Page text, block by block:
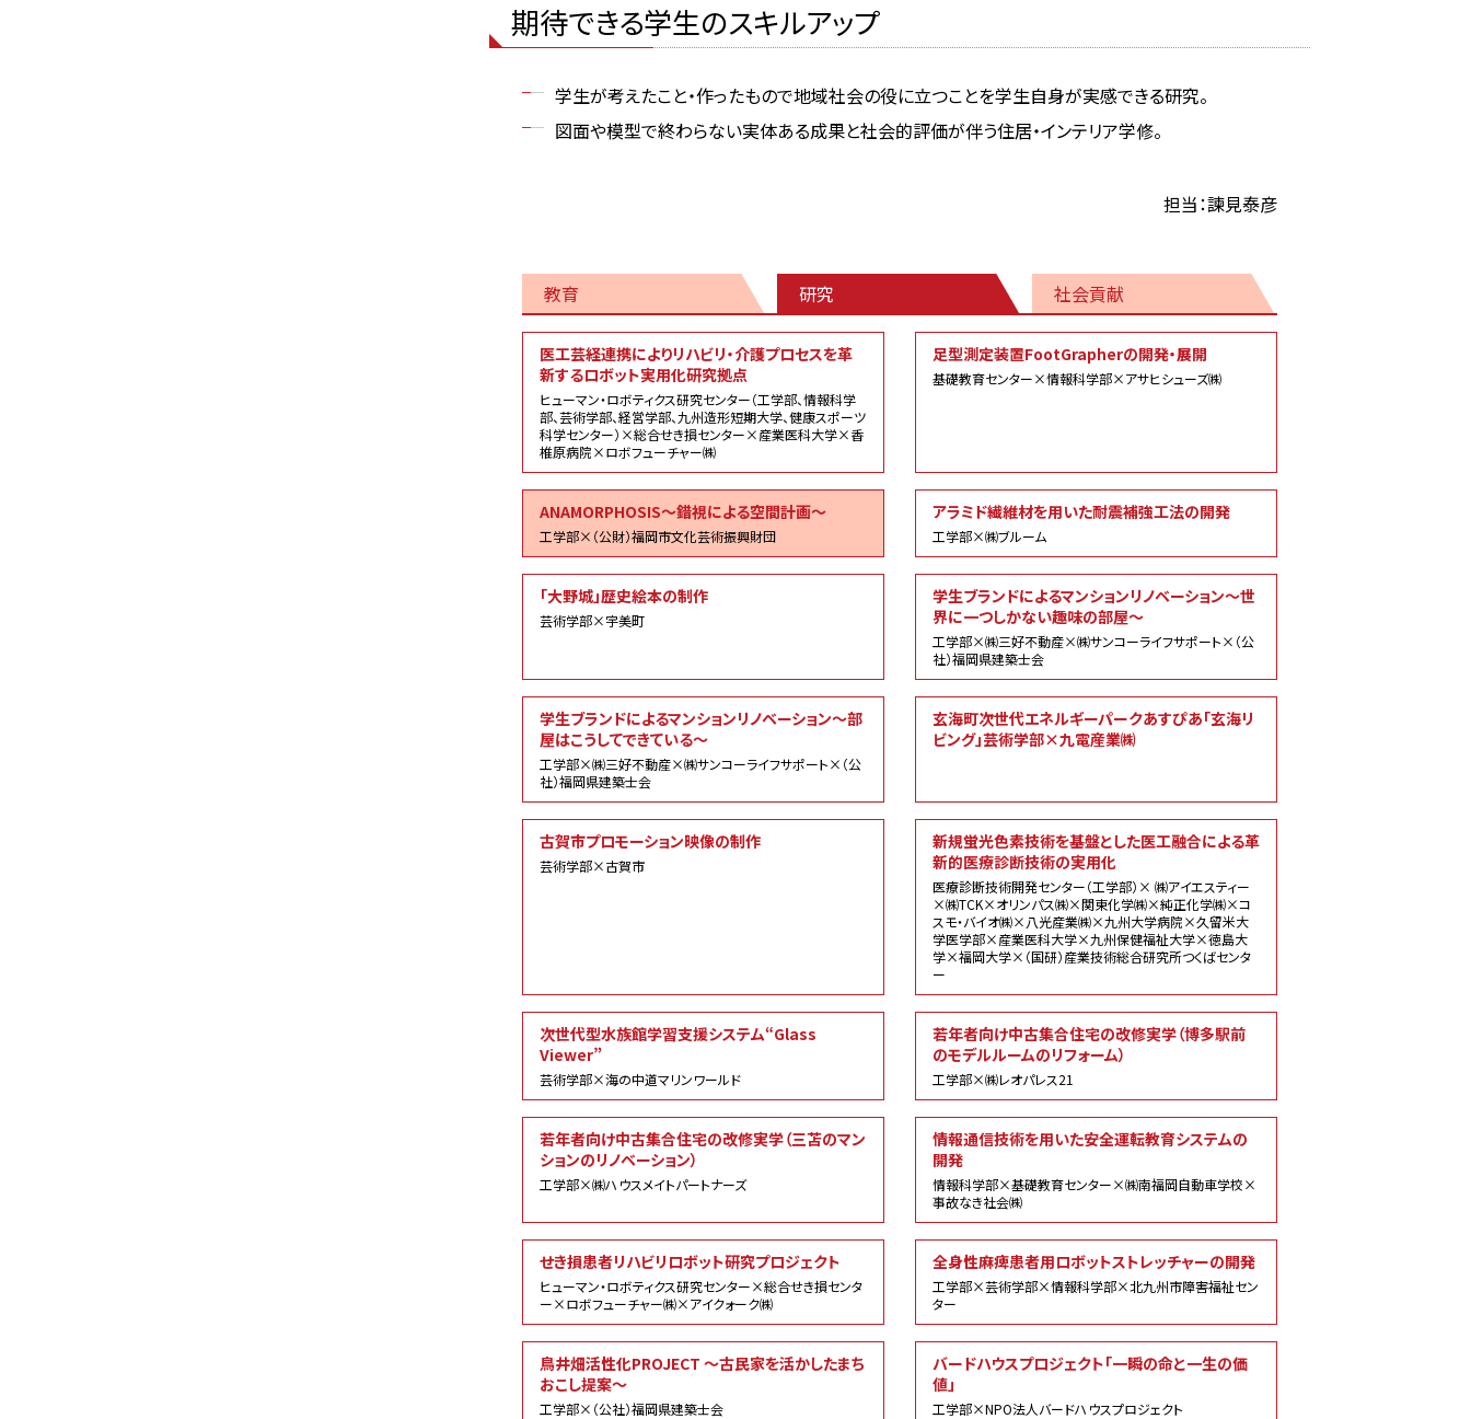
期待できる学生のスキルアップ
学生が考えたこと・作ったもので地域社会の役に立つことを学生自身が実感できる研究。
図面や模型で終わらない実体ある成果と社会的評価が伴う住居・インテリア学修。
担当：諫見泰彦
教育 研究
社会貢献
医工芸経連携によりリハビリ・介護プロセスを革
新するロボット実用化研究拠点
ヒューマン・ロボティクス研究センター（工学部、情報科学
部、芸術学部、経営学部、九州造形短期大学、健康スポーツ
科学センター）×総合せき損センター×産業医科大学×香
椎原病院×ロボフューチャー㈱
足型測定装置FootGrapherの開発・展開
基礎教育センター×情報科学部×アサヒシューズ㈱
ANAMORPHOSIS～錯視による空間計画～
工学部×（公財）福岡市文化芸術振興財団
アラミド繊維材を用いた耐震補強工法の開発
工学部×㈱ブルーム
「大野城」歴史絵本の制作
芸術学部×宇美町
学生ブランドによるマンションリノベーション～世
界に一つしかない趣味の部屋～
工学部×㈱三好不動産×㈱サンコーライフサポート×（公
社）福岡県建築士会
学生ブランドによるマンションリノベーション～部
屋はこうしてできている～
工学部×㈱三好不動産×㈱サンコーライフサポート×（公
社）福岡県建築士会
玄海町次世代エネルギーパークあすぴあ「玄海リ
ビング」芸術学部×九電産業㈱
古賀市プロモーション映像の制作
芸術学部×古賀市
新規蛍光色素技術を基盤とした医工融合による革
新的医療診断技術の実用化
医療診断技術開発センター（工学部）× ㈱アイエスティー
×㈱TCK×オリンパス㈱×関東化学㈱×純正化学㈱×コ
スモ・バイオ㈱×八光産業㈱×九州大学病院×久留米大
学医学部×産業医科大学×九州保健福祉大学×徳島大
学×福岡大学×（国研）産業技術総合研究所つくばセンタ
ー
次世代型水族館学習支援システム“Glass
Viewer”
芸術学部×海の中道マリンワールド
若年者向け中古集合住宅の改修実学（博多駅前
のモデルルームのリフォーム）
工学部×㈱レオパレス21
若年者向け中古集合住宅の改修実学（三苫のマン
ションのリノベーション）
工学部×㈱ハウスメイトパートナーズ
情報通信技術を用いた安全運転教育システムの
開発
情報科学部×基礎教育センター×㈱南福岡自動車学校×
事故なき社会㈱
せき損患者リハビリロボット研究プロジェクト
ヒューマン・ロボティクス研究センター×総合せき損センタ
ー×ロボフューチャー㈱×アイクォーク㈱
全身性麻痺患者用ロボットストレッチャーの開発
工学部×芸術学部×情報科学部×北九州市障害福祉セン
ター
鳥井畑活性化PROJECT ～古民家を活かしたまち
おこし提案～
工学部×（公社）福岡県建築士会
バードハウスプロジェクト「一瞬の命と一生の価
値」
工学部×NPO法人バードハウスプロジェクト